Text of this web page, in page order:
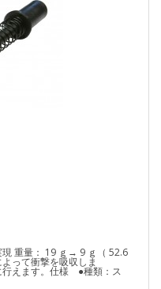
重量： 19 ｇ→ 9 ｇ（ 52.6
て衝撃を吸収しま
えます。仕様 ●種類：ス